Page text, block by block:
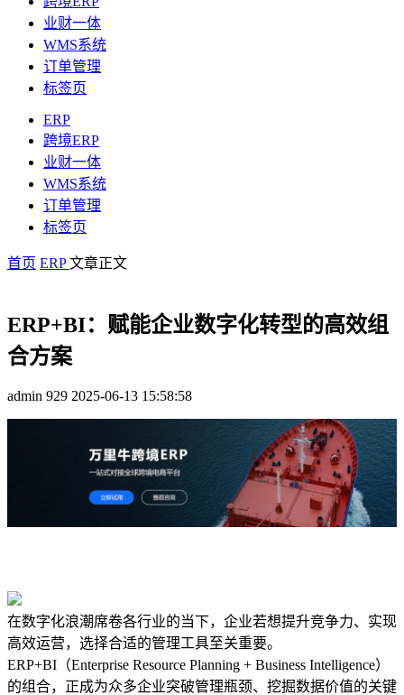
业财一体
WMS系统
订单管理
标签页
ERP
跨境ERP
业财一体
WMS系统
订单管理
标签页
首页 ERP文章正文
ERP+BI：赋能企业数字化转型的高效组
合方案
admin 929 2025-06-13 15:58:58
在数字化浪潮席卷各行业的当下，企业若想提升竞争力、实现
高效运营，选择合适的管理工具至关重要。
ERP+BI（Enterprise Resource Planning + Business Intelligence）
的组合，正成为众多企业突破管理瓶颈、挖掘数据价值的关键